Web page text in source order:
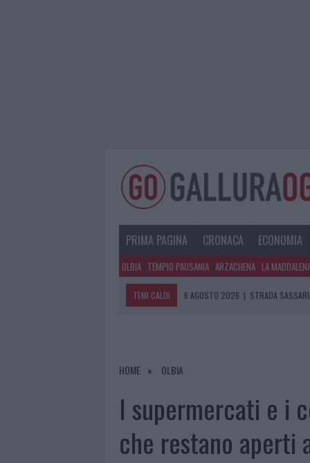
PRIMA PAGINA CRONACA ECONOMIA
OLBIA TEMPIO PAUSANIA ARZACHENA LA
TEMI CALDI 6 AGOSTO 2026 | STRADA
6 AGOSTO 2026
HOME OLBIA
I supermercati e i
che restano aperti